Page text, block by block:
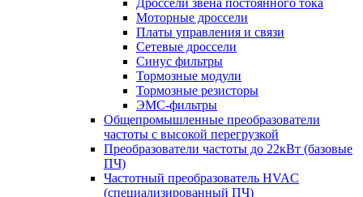
Дроссели звена постоянного тока
Моторные дроссели
Платы управления и связи
Сетевые дроссели
Синус фильтры
Тормозные модули
Тормозные резисторы
ЭМС-фильтры
Общепромышленные преобразователи
частоты с высокой перегрузкой
Преобразователи частоты до 22кВт (базовые
ПЧ)
Частотный преобразователь HVAC
(специализированный ПЧ)